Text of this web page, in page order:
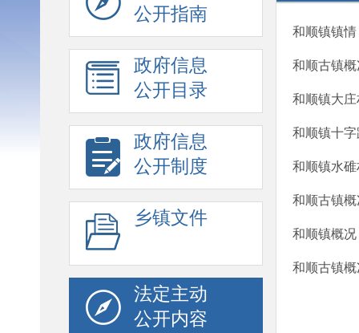
公开指南
政府信息
公开目录
政府信息
公开制度
乡镇文件
法定主动
公开内容
和顺镇镇情
和顺古镇概
和顺镇大
和顺镇十
和顺镇水
和顺古镇概
和顺镇概况
和顺古镇概